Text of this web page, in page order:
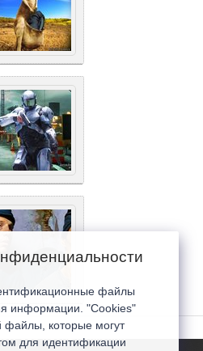
файлы
информации. "Cookies"
файлы, которые могут
для идентификации